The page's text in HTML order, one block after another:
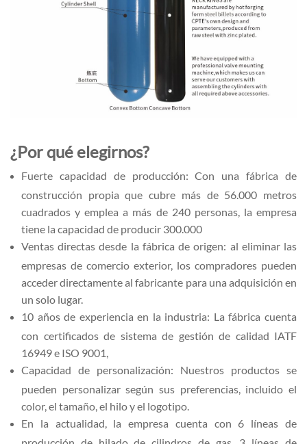
¿Por qué elegirnos?
Fuerte capacidad de producción: Con una fábrica de
construcción propia que cubre más de 56.000 metros
cuadrados y emplea a más de 240 personas, la empresa
tiene la capacidad de producir 300.000
Ventas directas desde la fábrica de origen: al eliminar las
empresas de comercio exterior, los compradores pueden
acceder directamente al fabricante para una adquisición en
un solo lugar.
10 años de experiencia en la industria: La fábrica cuenta
con certificados de sistema de gestión de calidad IATF
16949 e ISO 9001,
Capacidad de personalización: Nuestros productos se
pueden personalizar según sus preferencias, incluido el
color, el tamaño, el hilo y el logotipo.
En la actualidad, la empresa cuenta con 6 líneas de